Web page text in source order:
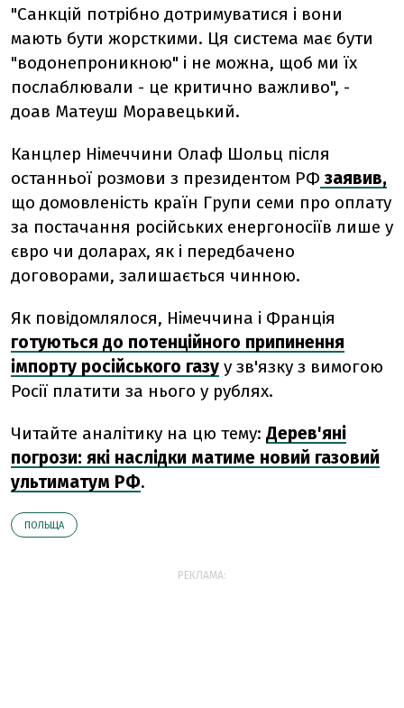
"Санкцій потрібно дотримуватися і вони
мають бути жорсткими. Ця система має бути
"водонепроникною" і не можна, щоб ми їх
послаблювали - це критично важливо", -
доав Матеуш Моравецький.
Канцлер Німеччини Олаф Шольц після
останньої розмови з президентом РФ заявив,
що домовленість країн Групи семи про оплату
за постачання російських енергоносіїв лише у
євро чи доларах, як і передбачено
договорами, залишається чинною.
Як повідомлялося, Німеччина і Франція
готуються до потенційного припинення
імпорту російського газу у зв'язку з вимогою
Росії платити за нього у рублях.
Читайте аналітику на цю тему: Дерев'яні
погрози: які наслідки матиме новий газовий
ультиматум РФ.
ПОЛЬЩА
РЕКЛАМА: